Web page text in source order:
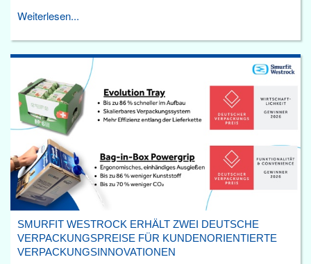
Weiterlesen...
SMURFIT WESTROCK ERHÄLT ZWEI DEUTSCHE
VERPACKUNGSPREISE FÜR KUNDENORIENTIERTE
VERPACKUNGSINNOVATIONEN